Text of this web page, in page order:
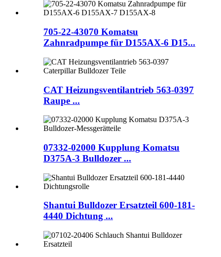
705-22-43070 Komatsu
Zahnradpumpe für D155AX-6 D15...
CAT Heizungsventilantrieb 563-0397
Raupe ...
07332-02000 Kupplung Komatsu
D375A-3 Bulldozer ...
Shantui Bulldozer Ersatzteil 600-181-
4440 Dichtung ...